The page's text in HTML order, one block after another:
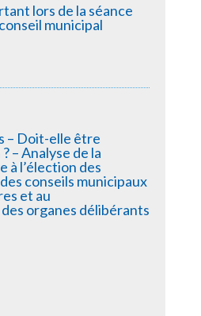
lors de la séance
municipal
– Doit-elle être
– Analyse de la
à l’élection des
conseils municipaux
et au
organes délibérants